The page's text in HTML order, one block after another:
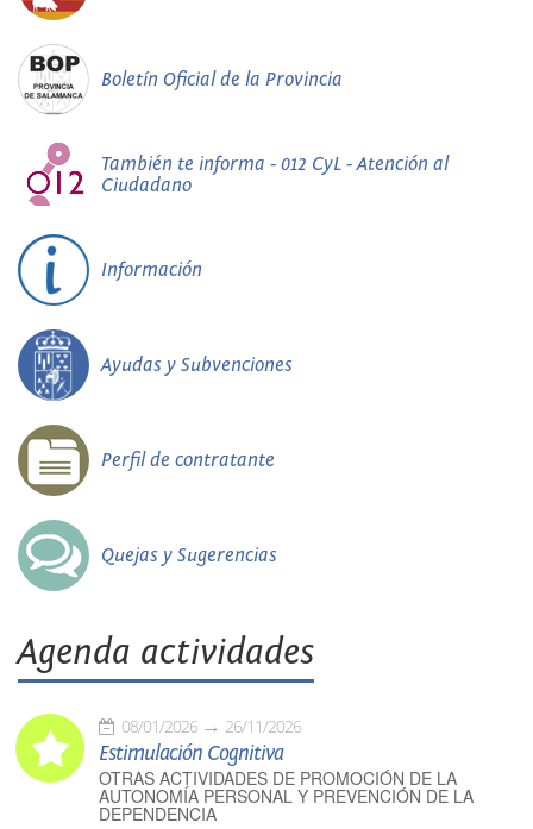
Boletín Oficial de la Provincia
También te informa - 012 CyL - Atención al
Ciudadano
Información
Ayudas y Subvenciones
Perfil de contratante
Quejas y Sugerencias
Agenda actividades
08/01/2026 26/11/2026
Estimulación Cognitiva
OTRAS ACTIVIDADES DE PROMOCIÓN DE LA
AUTONOMÍA PERSONAL Y PREVENCIÓN DE LA
DEPENDENCIA